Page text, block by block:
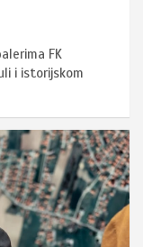
FK
i istorijskom